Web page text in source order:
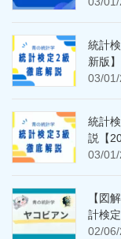
統計
新版】
03/
統計
説【
03/
【図
計検定
02/